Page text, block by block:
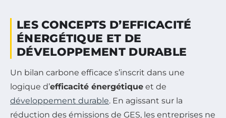
LES CONCEPTS D’EFFICACITÉ
ÉNERGÉTIQUE ET DE
DÉVELOPPEMENT DURABLE
Un bilan carbone efficace s’inscrit dans une
logique d’efficacité énergétique et de
développement durable. En agissant sur la
réduction des émissions de GES, les entreprises ne